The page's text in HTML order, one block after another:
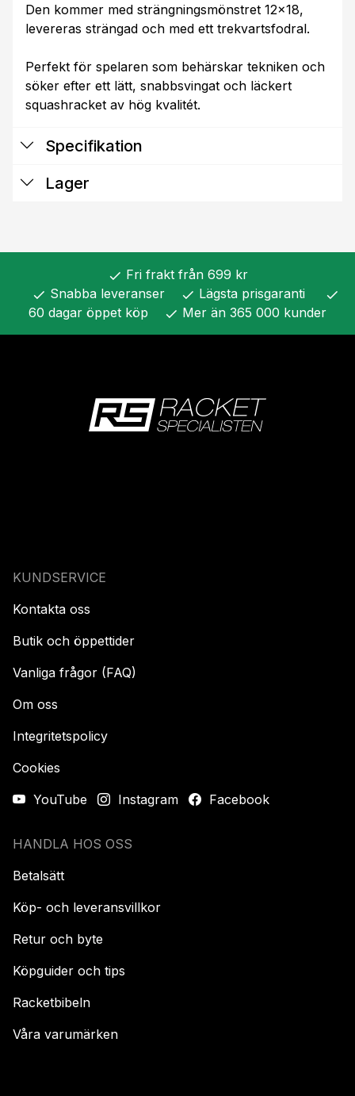
Den kommer med strängningsmönstret 12x18,
levereras strängad och med ett trekvartsfodral.
Perfekt för spelaren som behärskar tekniken och
söker efter ett lätt, snabbsvingat och läckert
squashracket av hög kvalitét.
Specifikation
Lager
check Fri frakt från 699 kr
check Snabba leveranser check Lägsta prisgaranti check
60 dagar öppet köp check Mer än 365 000 kunder
KUNDSERVICE
Kontakta oss
Butik och öppettider
Vanliga frågor (FAQ)
Om oss
Integritetspolicy
Cookies
YouTube
Instagram Facebook
HANDLA HOS OSS
Betalsätt
Köp- och leveransvillkor
Retur och byte
Köpguider och tips
Racketbibeln
Våra varumärken